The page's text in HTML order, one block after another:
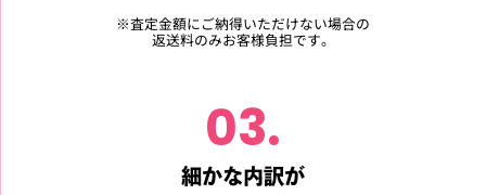
※査定金額にご納得いただけない場合の
返送料のみお客様負担です。
03.
細かな内訳が